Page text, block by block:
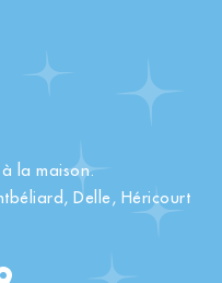
la maison.
Delle, Héricourt